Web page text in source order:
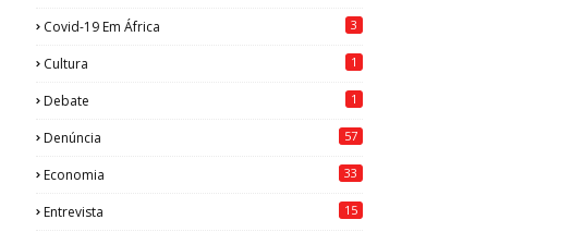
Covid-19 Em África 3
Cultura 1
Debate 1
Denúncia 57
Economia 33
Entrevista 15